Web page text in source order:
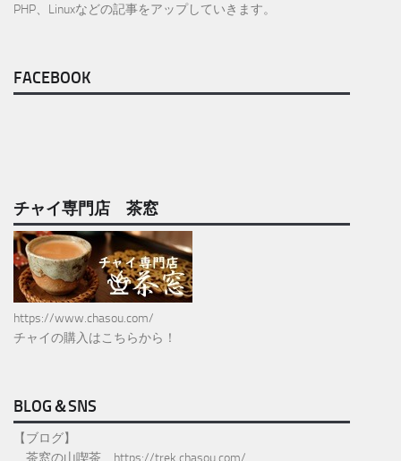
PHP、Linuxなどの記事をアップしていきます。
FACEBOOK
チャイ専門店 茶窓
https://www.chasou.com/
チャイの購入はこちらから！
BLOG＆SNS
【ブログ】